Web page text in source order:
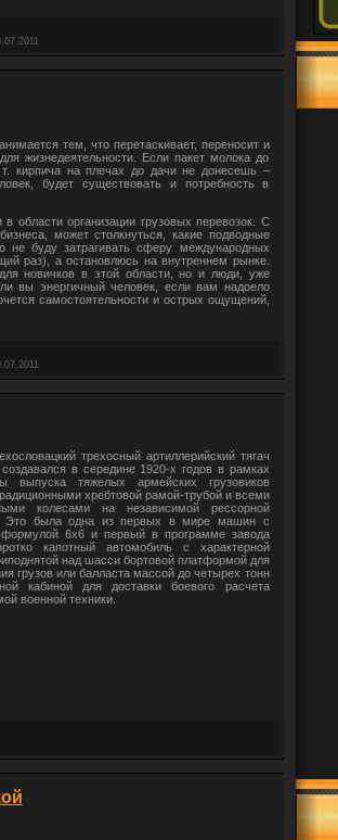
тем, что перетаскивает, переносит и
жизнедеятельности. Если пакет молока до
кирпича на плечах до дачи не донесешь –
будет существовать и потребность в
области организации грузовых перевозок. С
может столкнуться, какие подводные
не буду затрагивать сферу международных
раз), а остановлюсь на внутреннем рынке.
новичков в этой области, но и люди, уже
вы энергичный человек, если вам надоело
самостоятельности и острых ощущений,
трехосный артиллерийский тягач
в середине 1920-х годов в рамках
выпуска тяжелых армейских грузовиков
хребтовой рамой-трубой и всеми
колесами на независимой рессорной
Это была одна из первых в мире машин с
формулой 6х6 и первый в программе завода
капотный автомобиль с характерной
над шасси бортовой платформой для
грузов или балласта массой до четырех тонн
кабиной для доставки боевого расчета
военной техники.